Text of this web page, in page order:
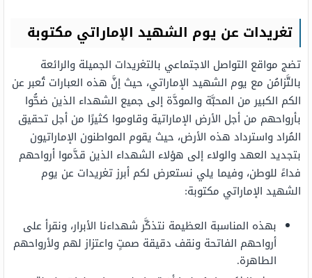
تغريدات عن يوم الشهيد الإماراتي مكتوبة
تضج مواقع التواصل الاجتماعي بالتغريدات الجميلة والرائعة
بالتَّزامُن مع يوم الشهيد الإماراتي، حيث إنَّ هذه العبارات تُعبر عن
الكم الكبير من المحبَّة والمودَّة إلى جميع الشهداء الذين ضحُّوا
بأرواحهم من أجل الأرض الإماراتية وقاوموا كثيرًا من أجل تحقيق
المُراد واسترداد هذه الأرض، حيث يقوم المواطنون الإماراتيون
بتجديد العهد والولاء إلى هؤلاء الشهداء الذين قدَّموا أرواحهم
فداءً للوطن، وفيما يلي نستعرض لكم أبرز تغريدات عن يوم
الشهيد الإماراتي مكتوبة:
بهذه المناسبة العظيمة نتذكَّر شهداءنا الأبرار، ونقرأ على
أرواحهم الفاتحة ونقف دقيقة صمتٍ واعتزاز لهم ولأرواحهم
الطاهرة.